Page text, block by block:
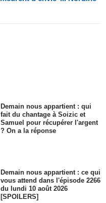
Demain nous appartient : qui
fait du chantage à Soizic et
Samuel pour récupérer l'argent
? On a la réponse
Demain nous appartient : ce qui
vous attend dans l'épisode 2266
du lundi 10 août 2026
[SPOILERS]